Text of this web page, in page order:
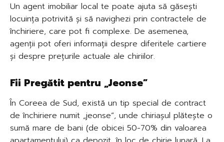
Un agent imobiliar local te poate ajuta să găsești
locuința potrivită și să navighezi prin contractele de
închiriere, care pot fi complexe. De asemenea,
agenții pot oferi informații despre diferitele cartiere
și despre prețurile actuale ale chiriilor.
Fii Pregătit pentru „Jeonse”
În Coreea de Sud, există un tip special de contract
de închiriere numit „jeonse”, unde chiriașul plătește o
sumă mare de bani (de obicei 50-70% din valoarea